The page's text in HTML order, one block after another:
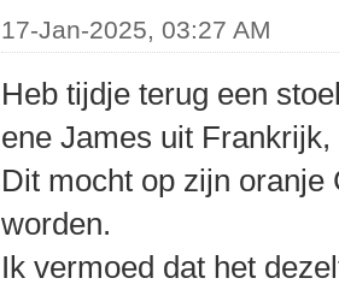
17-Jan-2025, 03:27 AM
Heb tijdje terug een
ene James uit
Dit mocht op zijn
worden.
Ik vermoed dat het